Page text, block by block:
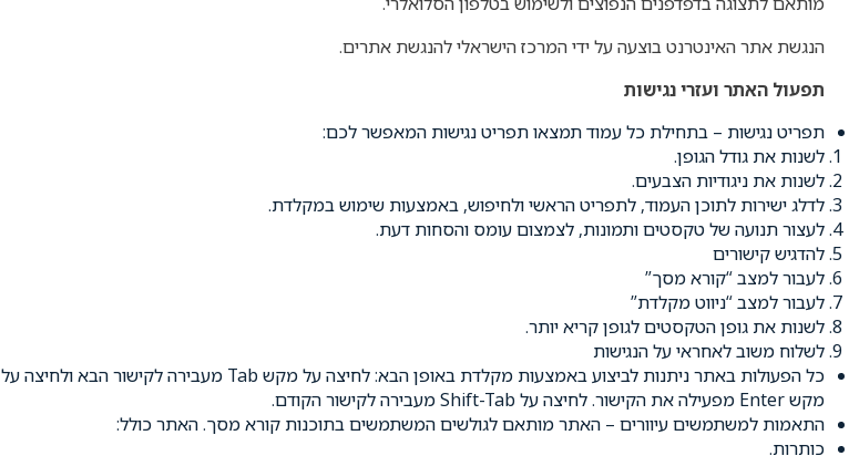
הנגשת אתר האינטרנט בוצעה על ידי המרכז הישראלי להנגשת אתרים.
תפעול האתר ועזרי נגישות
תפריט נגישות – בתחילת כל עמוד תמצאו תפריט נגישות המאפשר לכם:
לשנות את גודל הגופן.
לשנות את ניגודיות הצבעים.
לדלג ישירות לתוכן העמוד, לתפריט הראשי ולחיפוש, באמצעות שימוש במקלדת.
לעצור תנועה של טקסטים ותמונות, לצמצום עומס והסחות דעת.
להדגיש קישורים
לעבור למצב “קורא מסך”
לעבור למצב “ניווט מקלדת”
לשנות את גופן הטקסטים לגופן קריא יותר.
לשלוח משוב לאחראי על הנגישות
כל הפעולות באתר ניתנות לביצוע באמצעות מקלדת באופן הבא: לחיצה על מקש Tab מעבירה לקישור הבא ולחיצה על
מקשEnter מפעילה את הקישור. לחיצה על Shift-Tabמעבירה לקישור הקודם.
התאמות למשתמשים עיוורים – האתר מותאם לגולשים המשתמשים בתוכנות קורא מסך. האתר כולל:
כותרות.